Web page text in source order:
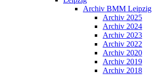
Archiv BMM Leipzig
Archiv 2025
Archiv 2024
Archiv 2023
Archiv 2022
Archiv 2020
Archiv 2019
Archiv 2018